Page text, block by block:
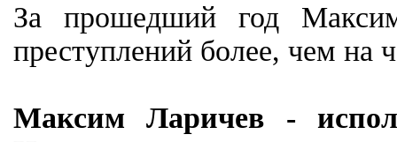
За прошедший год Максим
преступлений более, чем на
Максим Ларичев -